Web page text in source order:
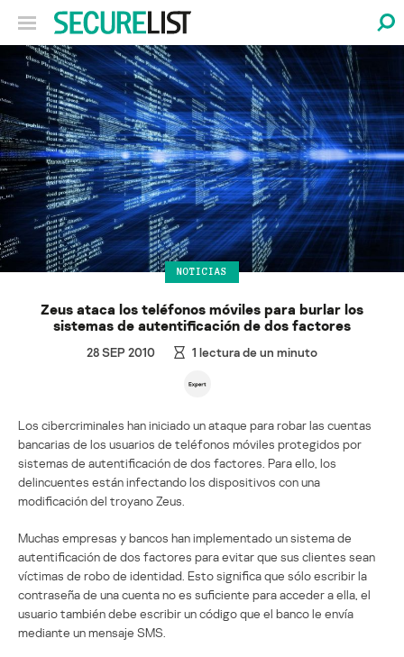
NOTICIAS
Zeus ataca los teléfonos móviles para burlar los
sistemas de autentificación de dos factores
28 SEP 2010 1 lectura de un minuto
Los cibercriminales han iniciado un ataque para robar las cuentas
bancarias de los usuarios de teléfonos móviles protegidos por
sistemas de autentificación de dos factores. Para ello, los
delincuentes están infectando los dispositivos con una
modificación del troyano Zeus.
Muchas empresas y bancos han implementado un sistema de
autentificación de dos factores para evitar que sus clientes sean
víctimas de robo de identidad. Esto significa que sólo escribir la
contraseña de una cuenta no es suficiente para acceder a ella, el
usuario también debe escribir un código que el banco le envía
mediante un mensaje SMS.